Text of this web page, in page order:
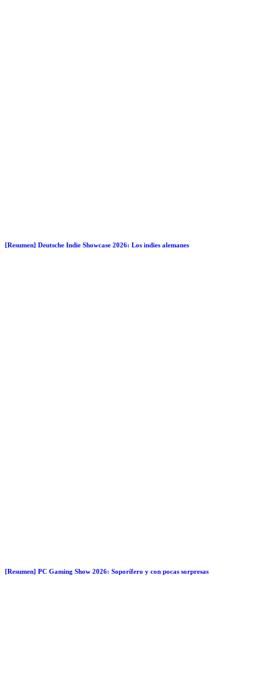
[Resumen] Deutsche Indie Showcase 2026: Los indies alemanes
[Resumen] PC Gaming Show 2026: Soporífero y con pocas sorpresas